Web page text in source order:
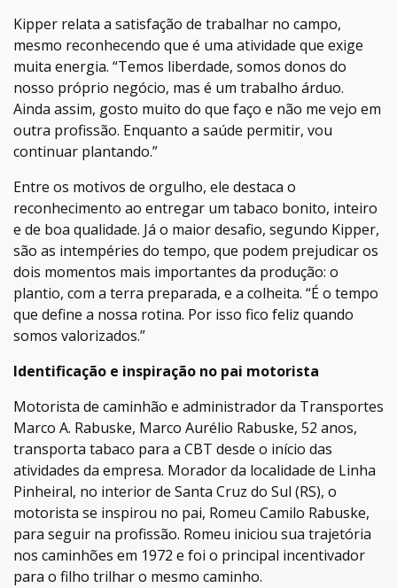
Kipper relata a satisfação de trabalhar no campo,
mesmo reconhecendo que é uma atividade que exige
muita energia. “Temos liberdade, somos donos do
nosso próprio negócio, mas é um trabalho árduo.
Ainda assim, gosto muito do que faço e não me vejo em
outra profissão. Enquanto a saúde permitir, vou
continuar plantando.”
Entre os motivos de orgulho, ele destaca o
reconhecimento ao entregar um tabaco bonito, inteiro
e de boa qualidade. Já o maior desafio, segundo Kipper,
são as intempéries do tempo, que podem prejudicar os
dois momentos mais importantes da produção: o
plantio, com a terra preparada, e a colheita. “É o tempo
que define a nossa rotina. Por isso fico feliz quando
somos valorizados.”
Identificação e inspiração no pai motorista
Motorista de caminhão e administrador da Transportes
Marco A. Rabuske, Marco Aurélio Rabuske, 52 anos,
transporta tabaco para a CBT desde o início das
atividades da empresa. Morador da localidade de Linha
Pinheiral, no interior de Santa Cruz do Sul (RS), o
motorista se inspirou no pai, Romeu Camilo Rabuske,
para seguir na profissão. Romeu iniciou sua trajetória
nos caminhões em 1972 e foi o principal incentivador
para o filho trilhar o mesmo caminho.